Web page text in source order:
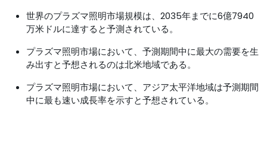
世界のプラズマ照明市場規模は、2035年までに6億7940
万米ドルに達すると予測されている。
プラズマ照明市場において、予測期間中に最大の需要を生
み出すと予想されるのは北米地域である。
プラズマ照明市場において、アジア太平洋地域は予測期間
中に最も速い成長率を示すと予想されている。